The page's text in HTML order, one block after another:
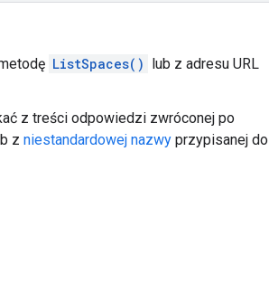
ListSpaces() lub z adresu URL
z treści odpowiedzi zwróconej po
z niestandardowej nazwy przypisanej do